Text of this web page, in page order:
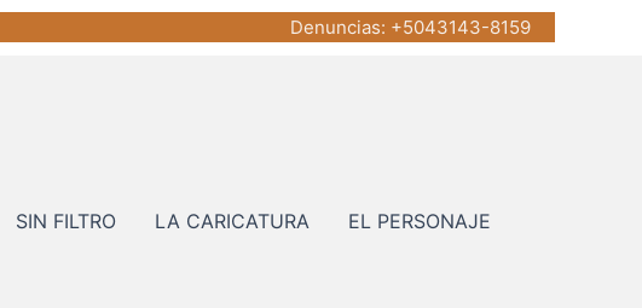
Denuncias: +5043143-8159
SIN FILTRO LA CARICATURA EL PERSONAJE